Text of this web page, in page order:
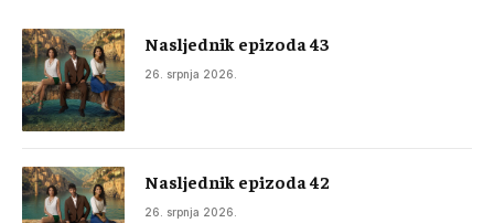
Nasljednik epizoda 43
26. srpnja 2026.
Nasljednik epizoda 42
26. srpnja 2026.